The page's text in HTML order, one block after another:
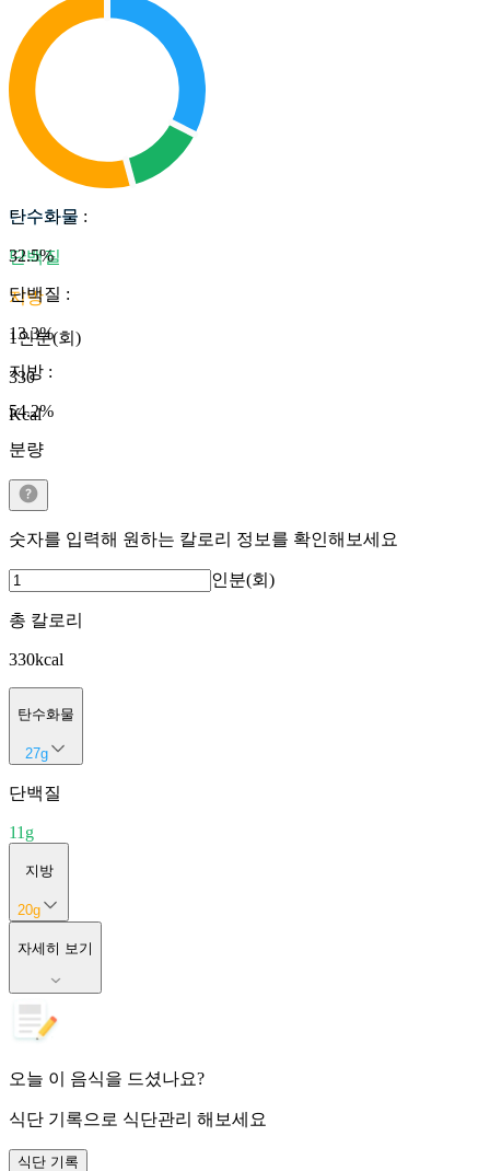
탄수화물
단백질
지방
1인분(회)
330
Kcal
탄수화물 :
32.5%
단백질 :
13.3%
지방 :
54.2%
분량
숫자를 입력해 원하는 칼로리 정보를 확인해보세요
인분(회)
총 칼로리
330kcal
탄수화물
27g
단백질
11 g
지방
20g
자세히 보기
오늘 이 음식을 드셨나요?
식단 기록으로 식단관리 해보세요
식단 기록